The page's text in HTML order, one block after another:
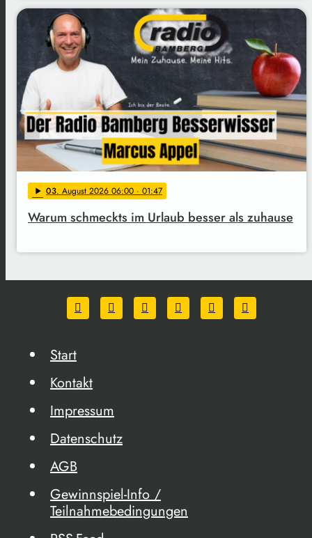
play_arrow 03. August 2026 06:00 · 01:47
Warum schmeckts im Urlaub besser als zuhause
Start
Kontakt
Impressum
Datenschutz
AGB
Gewinnspiel-Info /
Teilnahmebedingungen